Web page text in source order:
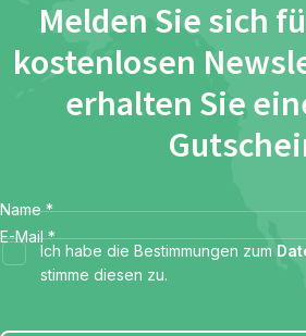
Melden Sie sich
kostenlosen
erhalten Sie
Name *
E-Mail *
Ich habe die Bestimmungen zum
stimme diesen zu.